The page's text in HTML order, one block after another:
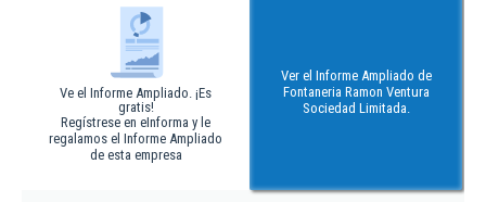
Ve el Informe Ampliado. ¡Es
gratis!
Regístrese en eInforma y le
regalamos el Informe Ampliado
de esta empresa
Ver el Informe Ampliado de
Fontaneria Ramon Ventura
Sociedad Limitada.